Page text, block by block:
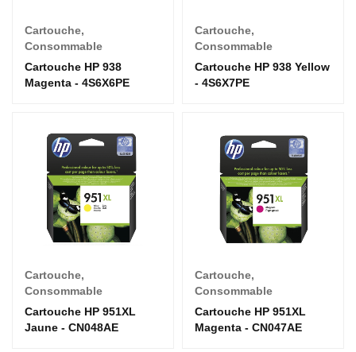
Cartouche,
Consommable
Cartouche HP 938
Magenta - 4S6X6PE
Cartouche,
Consommable
Cartouche HP 938 Yellow
- 4S6X7PE
Cartouche,
Consommable
Cartouche HP 951XL
Jaune - CN048AE
Cartouche,
Consommable
Cartouche HP 951XL
Magenta - CN047AE